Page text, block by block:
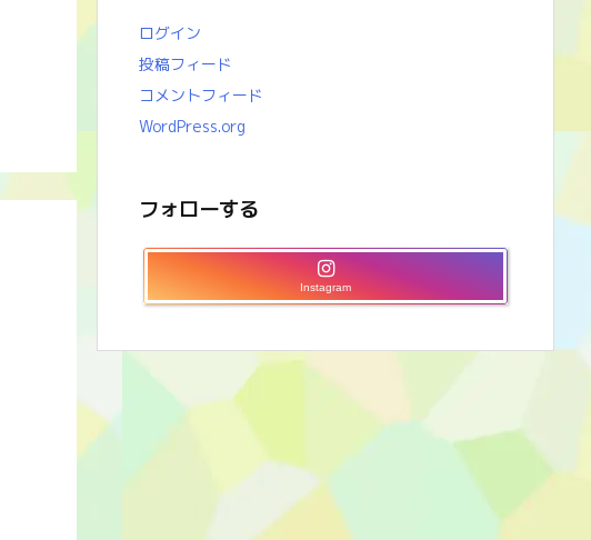
ログイン
投稿フィード
コメントフィード
WordPress.org
フォローする
Instagram